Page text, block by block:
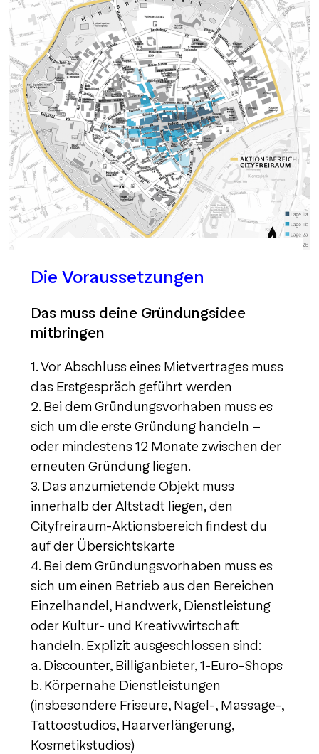
Die Voraussetzungen
Das muss deine Gründungsidee
mitbringen
1. Vor Abschluss eines Mietvertrages muss
das Erstgespräch geführt werden
2. Bei dem Gründungsvorhaben muss es
sich um die erste Gründung handeln –
oder mindestens 12 Monate zwischen der
erneuten Gründung liegen.
3. Das anzumietende Objekt muss
innerhalb der Altstadt liegen, den
Cityfreiraum-Aktionsbereich findest du
auf der Übersichtskarte
4. Bei dem Gründungsvorhaben muss es
sich um einen Betrieb aus den Bereichen
Einzelhandel, Handwerk, Dienstleistung
oder Kultur- und Kreativwirtschaft
handeln. Explizit ausgeschlossen sind:
a. Discounter, Billiganbieter, 1-Euro-Shops
b. Körpernahe Dienstleistungen
(insbesondere Friseure, Nagel-, Massage-,
Tattoostudios, Haarverlängerung,
Kosmetikstudios)